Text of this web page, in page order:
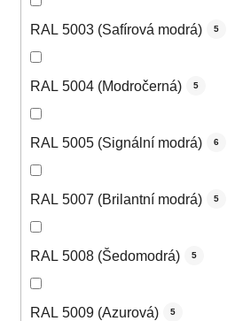
RAL 5003 (Safírová modrá) 5
RAL 5004 (Modročerná) 5
RAL 5005 (Signální modrá) 6
RAL 5007 (Brilantní modrá) 5
RAL 5008 (Šedomodrá) 5
RAL 5009 (Azurová) 5